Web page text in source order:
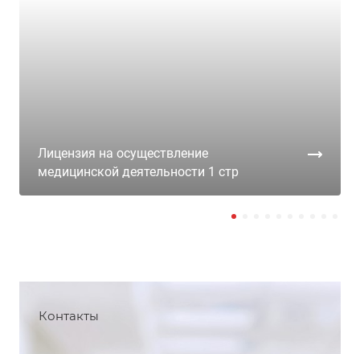
Лицензия на осуществление
медицинской деятельности 1 стр
Контакты